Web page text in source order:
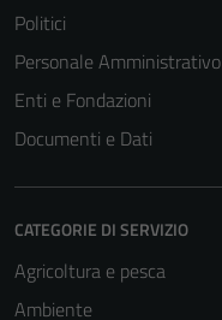
Politici
Personale Amministrativo
Enti e Fondazioni
Documenti e Dati
CATEGORIE DI SERVIZIO
Agricoltura e pesca
Ambiente